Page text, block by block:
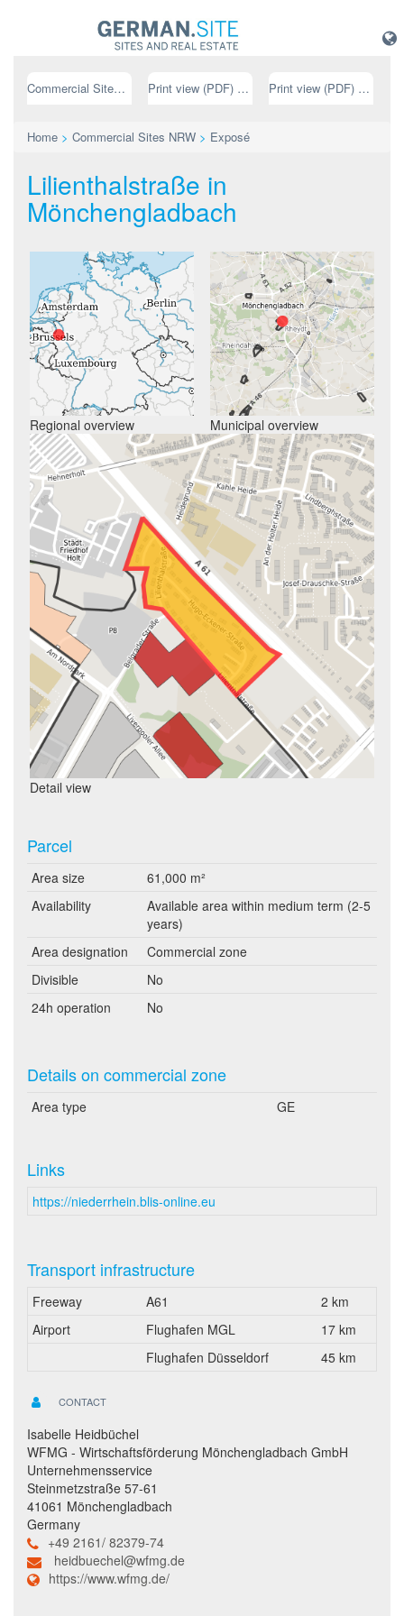
Commercial Sites NRW Print view (PDF) // german Print view (PDF) // english
Home > Commercial Sites NRW > Exposé
Lilienthalstraße in
Mönchengladbach
Regional overview Municipal overview
Detail view
Parcel
Area size
61,000 m²
Availability
Available area within medium term (2-5
years)
Area designation
Commercial zone
Divisible
No
24h operation
No
Details on commercial zone
Area type GE
Links
https://niederrhein.blis-online.eu
Transport infrastructure
Freeway A61
2 km
Airport
Flughafen MGL
17 km
Flughafen Düsseldorf
45 km
CONTACT
Isabelle Heidbüchel
WFMG - Wirtschaftsförderung Mönchengladbach GmbH
Unternehmensservice
Steinmetzstraße 57-61
41061 Mönchengladbach
Germany
+49 2161/ 82379-74
heidbuechel@wfmg.de
https://www.wfmg.de/